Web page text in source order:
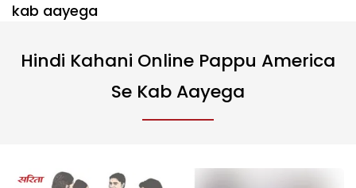
kab aayega
Hindi Kahani Online Pappu America
Se Kab Aayega